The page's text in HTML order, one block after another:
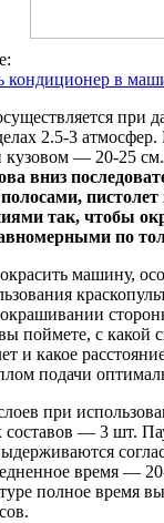
кондиционер в
при
2.5-3
кузовом — 20-25 см.
вниз
так, чтобы
по
машину,
поймете, с какой
и какое
подачи
при
составов — 3 шт.
время —
полное время